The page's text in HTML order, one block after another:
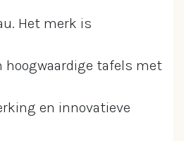
Het merk is
hoogwaardige tafels met
en innovatieve